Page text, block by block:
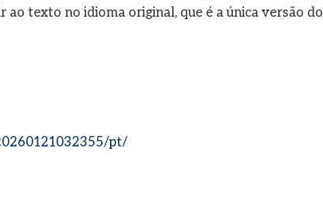
texto no idioma original, que é a única versão do
pt/